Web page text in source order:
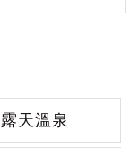
天溫泉